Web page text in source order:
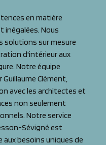
en matière
inégalées. Nous
solutions sur mesure
d'intérieur aux
Notre équipe
Clément,
avec les architectes et
non seulement
Notre service
Sévigné est
besoins uniques de